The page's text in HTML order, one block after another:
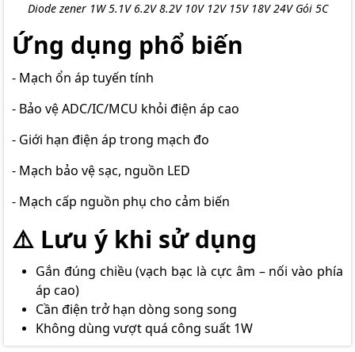
Diode zener 1W 5.1V 6.2V 8.2V 10V 12V 15V 18V 24V Gói 5C
Ứng dụng phổ biến
- Mạch ổn áp tuyến tính
- Bảo vệ ADC/IC/MCU khỏi điện áp cao
- Giới hạn điện áp trong mạch đo
- Mạch bảo vệ sạc, nguồn LED
- Mạch cấp nguồn phụ cho cảm biến
⚠️ Lưu ý khi sử dụng
Gắn đúng chiều (vạch bạc là cực âm – nối vào phía
áp cao)
Cần điện trở hạn dòng song song
Không dùng vượt quá công suất 1W